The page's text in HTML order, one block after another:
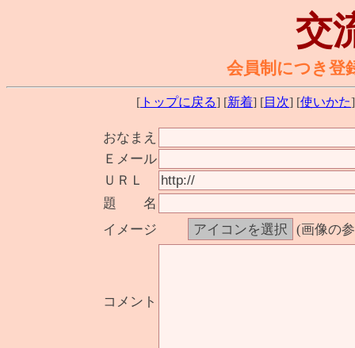
交
会員制につき登
[ トップに戻る] [新着] [目次] [使いかた
おなまえ
Ｅメール
ＵＲＬ
題 名
イメージ
(画像の
コメント